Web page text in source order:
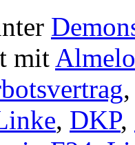
mit Almelo
, DKP,